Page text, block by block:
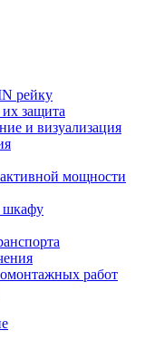
рейку
защита
и визуализация
мощности
шкафу
работ